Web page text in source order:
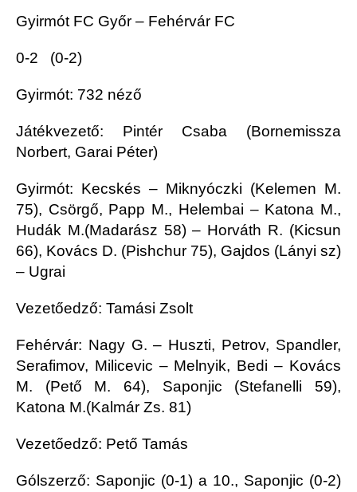
Gyirmót FC Győr – Fehérvár FC
0-2 (0-2)
Gyirmót: 732 néző
Játékvezető: Pintér Csaba (Bornemissza
Norbert, Garai Péter)
Gyirmót: Kecskés – Miknyóczki (Kelemen M.
75), Csörgő, Papp M., Helembai – Katona M.,
Hudák M.(Madarász 58) – Horváth R. (Kicsun
66), Kovács D. (Pishchur 75), Gajdos (Lányi sz)
– Ugrai
Vezetőedző: Tamási Zsolt
Fehérvár: Nagy G. – Huszti, Petrov, Spandler,
Serafimov, Milicevic – Melnyik, Bedi – Kovács
M. (Pető M. 64), Saponjic (Stefanelli 59),
Katona M.(Kalmár Zs. 81)
Vezetőedző: Pető Tamás
Gólszerző: Saponjic (0-1) a 10., Saponjic (0-2)